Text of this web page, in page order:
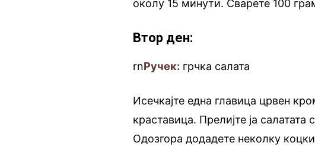
околу 15 минути. Сварете 100
Втор ден:
rnРучек: грчка салата
Исечкајте една главица црвен
краставица. Прелијте ја
Одозгора додадете неколку